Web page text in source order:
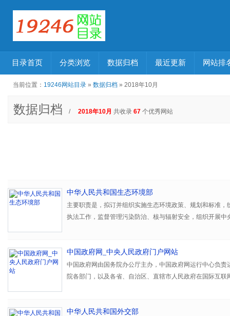
目录首页 分类浏览 数据归档 最近更新 网站排
当前位置： 19246网站目录 » 数据归档 » 2018年10月
数据归档 / 2018年10月 共收录 67 个优秀网站
中华人民共和国生态环境部
主要职责是，拟订并组织实施生态环境政策、规划和标准，
执法工作，监督管理污染防治、核与辐射安全，组织开展中
中国政府网_中央人民政府门户网站
中国政府网由国务院办公厅主办，中国政府网运行中心负责
院各部门，以及各省、自治区、直辖市人民政府在国际互联
务，建设基于互联网的政府与公众互动交流新渠道。
中华人民共和国外交部